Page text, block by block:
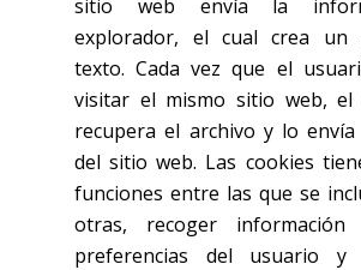
sitio web envía la
explorador, el cual crea un
texto. Cada vez que el
visitar el mismo sitio web, el
recupera el archivo y lo
del sitio web. Las cookies
funciones entre las que se
otras, recoger
preferencias del usuario y